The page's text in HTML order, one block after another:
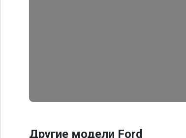
Другие модели Ford